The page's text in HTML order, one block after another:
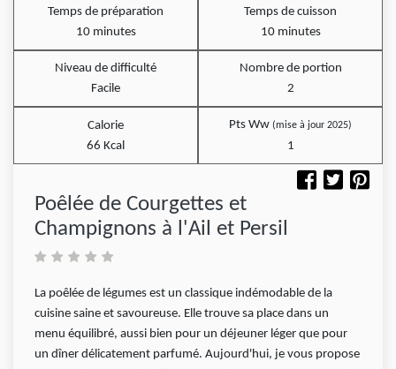
Temps de préparation
10 minutes
Temps de cuisson
10 minutes
Niveau de difficulté
Facile
Nombre de portion
2
Calorie
66 Kcal
Pts Ww (mise à jour 2025)
1
Poêlée de Courgettes et
Champignons à l'Ail et Persil
La poêlée de légumes est un classique indémodable de la
cuisine saine et savoureuse. Elle trouve sa place dans un
menu équilibré, aussi bien pour un déjeuner léger que pour
un dîner délicatement parfumé. Aujourd'hui, je vous propose